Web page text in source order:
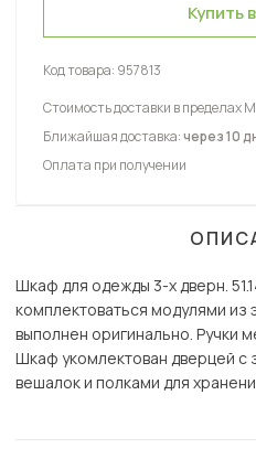
Купить
Код товара: 957813
Стоимость доставки в пределах
Ближайшая доставка:через 10
Оплата при получении
Шкаф для одежды 3-х дверн.
комплектоваться модулями
выполнен оригинально. Ручки
Шкаф укомлектован дверцей с
вешалок и полками для